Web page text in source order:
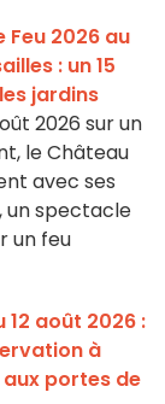
Feu 2026 au
: un 15
jardins
2026 sur un
le Château
avec ses
un spectacle
un feu
12 août 2026 :
à
portes de